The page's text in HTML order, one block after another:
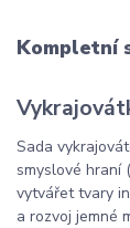
Kompletní
Sada
smyslové hraní
vytvářet tvary
a rozvoj jemné